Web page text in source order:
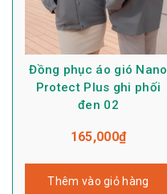
Đồng phục áo gió Nano
Protect Plus ghi phối
đen 02
165,000₫
Thêm vào giỏ hàng